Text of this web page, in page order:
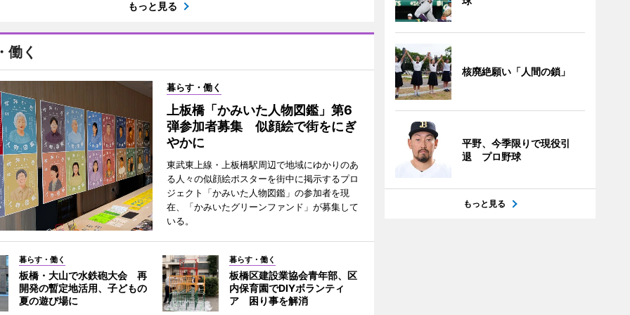
もっと見る
働く
暮らす・働く
上板橋「かみいた人物図鑑」第6
弾参加者募集 似顔絵で街をにぎ
やかに
東武東上線・上板橋駅周辺で地域にゆかりのあ
る人々の似顔絵ポスターを街中に掲示するプロ
ジェクト「かみいた人物図鑑」の参加者を現
在、「かみいたグリーンファンド」が募集して
いる。
暮らす・働く
板橋・大山で水鉄砲大会 再
開発の暫定地活用、子どもの
夏の遊び場に
暮らす・働く
板橋区建設業協会青年部、区
内保育園でDIYボランティ
ア 困り事を解消
核廃絶願い「人間の鎖」
平野、今季限りで現役引
退 プロ野球
もっと見る